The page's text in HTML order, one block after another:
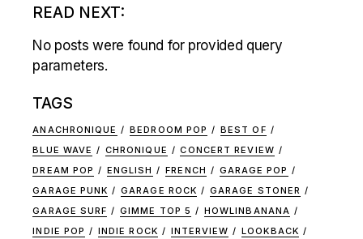
READ NEXT:
No posts were found for provided query
parameters.
TAGS
ANACHRONIQUE BEDROOM POP
BEST OF
BLUE WAVE
CHRONIQUE
CONCERT REVIEW
DREAM POP
ENGLISH FRENCH
GARAGE POP
GARAGE PUNK
GARAGE ROCK
GARAGE STONER
GARAGE SURF
GIMME TOP 5
HOWLINBANANA
INDIE POP
INDIE ROCK INTERVIEW
LOOKBACK